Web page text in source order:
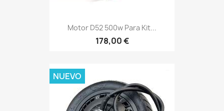
Motor D52 500w Para Kit...
178,00 €
NUEVO